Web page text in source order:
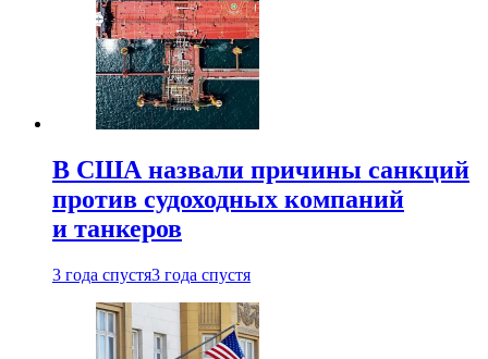
В США назвали причины санкций
против судоходных компаний
и танкеров
3 года спустя3 года спустя